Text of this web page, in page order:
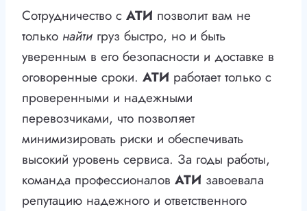
Сотрудничество с АТИ позволит вам не
только найти груз быстро, но и быть
уверенным в его безопасности и доставке в
оговоренные сроки. АТИ работает только с
проверенными и надежными
перевозчиками, что позволяет
минимизировать риски и обеспечивать
высокий уровень сервиса. За годы работы,
команда профессионалов АТИ завоевала
репутацию надежного и ответственного